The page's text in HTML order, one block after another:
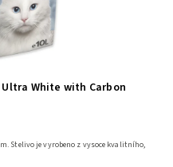
Ultra White with Carbon
Stelivo je vyrobeno z vysoce kvalitního,